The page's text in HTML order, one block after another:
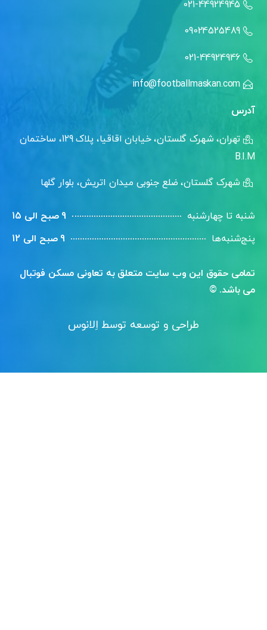
021-44924945
09024525489
021-44924946
info@footballmaskan.com
آدرس
تهران، شهرک گلستان، خیابان اقاقیا، پلاک 129، ساختمان
B.I.M
شهرک گلستان، ضلع جنوبی میدان اتریش، بلوار گلها
شنبه تا چهارشنبه
9 صبح الی 15
پنج‌شنبه‌ها
9 صبح الی 12
تمامی حقوق این وب سایت متعلق به تعاونی مسکن فوتبال
می باشد. ©
طراحی و توسعه توسط اِلانوس